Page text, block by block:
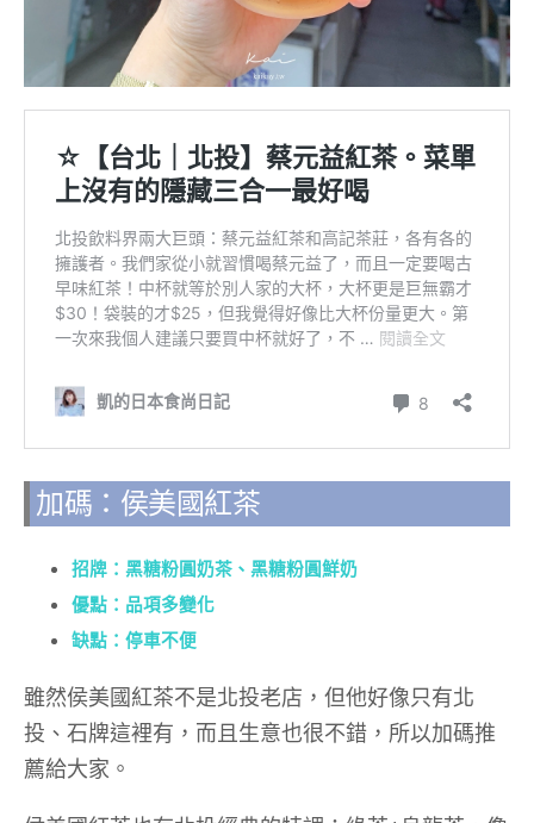
加碼：侯美國紅茶
招牌：黑糖粉圓奶茶、黑糖粉圓鮮奶
優點：品項多變化
缺點：停車不便
雖然侯美國紅茶不是北投老店，但他好像只有北
投、石牌這裡有，而且生意也很不錯，所以加碼推
薦給大家。